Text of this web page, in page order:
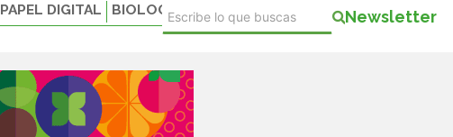
PAPEL DIGITAL BIOLOGICALS Newsletter